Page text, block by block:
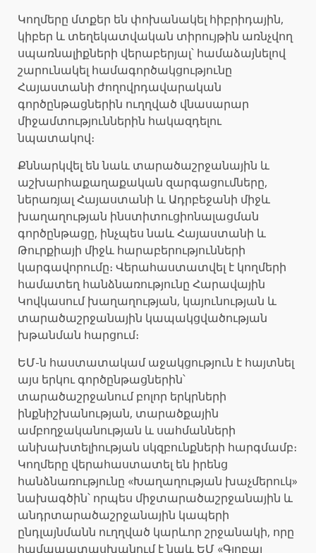
Կողմերը մտքեր են փոխանակել հիբրիդային,
կիբեր և տեղեկատվական տիրույթին առնչվող
սպառնալիքների վերաբերյալ՝ համաձայնելով
շարունակել համագործակցությունը
Հայաստանի ժողովրդավարական
գործընթացներին ուղղված վնասարար
միջամտություններին հակազդելու
նպատակով։
Քննարկվել են նաև տարածաշրջանային և
աշխարհաքաղաքական զարգացումները,
ներառյալ Հայաստանի և Ադրբեջանի միջև
խաղաղության ինստիտուցիոնալացման
գործընթացը, ինչպես նաև Հայաստանի և
Թուրքիայի միջև հարաբերությունների
կարգավորումը։ Վերահաստատվել է կողմերի
համատեղ հանձնառությունը Հարավային
Կովկասում խաղաղության, կայունության և
տարածաշրջանային կապակցվածության
խթանման հարցում։
ԵՄ-ն հաստատակամ աջակցություն է հայտնել
այս երկու գործընթացներին՝
տարածաշրջանում բոլոր երկրների
ինքնիշխանության, տարածքային
ամբողջականության և սահմանների
անխախտելիության սկզբունքների հարգմամբ։
Կողմերը վերահաստատել են իրենց
հանձնառությունը «Խաղաղության խաչմերուկ»
նախագծին՝ որպես միջտարածաշրջանային և
անդրտարածաշրջանային կապերի
ընդլայնմանն ուղղված կարևոր շրջանակի, որը
համապատասխանում է նաև ԵՄ «Գլոբալ